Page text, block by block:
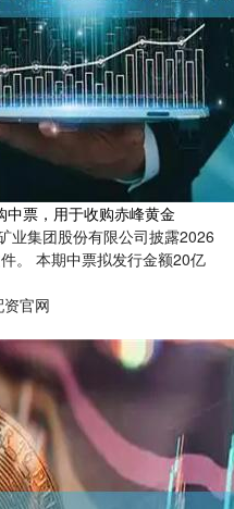
票，用于收购赤峰黄金
业集团股份有限公司披露2026
。 本期中票拟发行金额20亿
官网